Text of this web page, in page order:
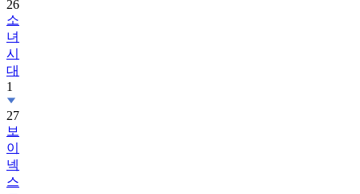
녀
시
대
1
27
보
이
넥
스
트
도